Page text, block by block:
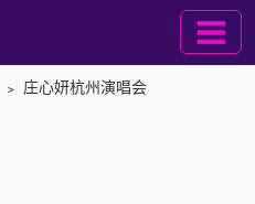
﹥ 庄心妍杭州演唱会